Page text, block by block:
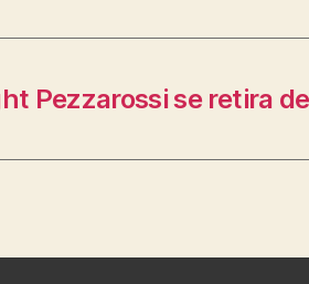
Pezzarossi se retira